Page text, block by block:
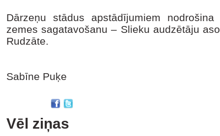
Dārzeņu stādus apstādījumiem nodrošina
zemes sagatavošanu – Slieku audzētāju
Rudzāte.
Sabīne Puķe
Vēl ziņas